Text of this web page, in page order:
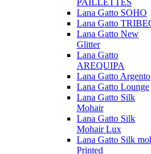
PAILLETTES
Lana Gatto SOHO
Lana Gatto
Lana Gatto New
Glitter
Lana Gatto
AREQUIPA
Lana Gatto Argento
Lana Gatto Lounge
Lana Gatto Silk
Mohair
Lana Gatto Silk
Mohair Lux
Lana Gatto Silk
Printed